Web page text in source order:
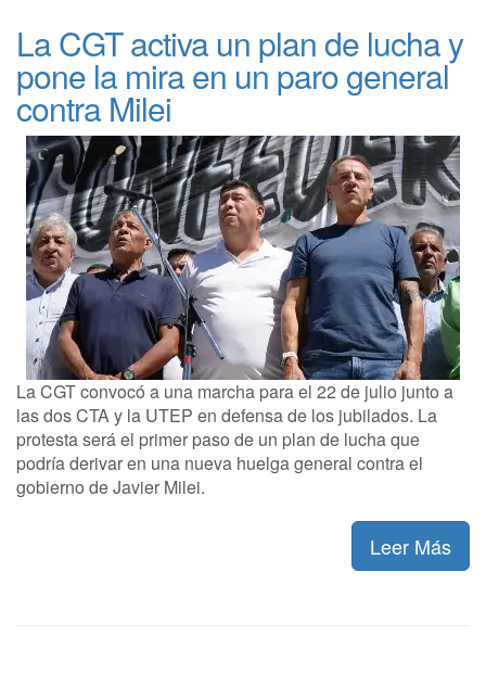
La CGT activa un plan de lucha y
pone la mira en un paro general
contra Milei
La CGT convocó a una marcha para el 22 de julio junto a
las dos CTA y la UTEP en defensa de los jubilados. La
protesta será el primer paso de un plan de lucha que
podría derivar en una nueva huelga general contra el
gobierno de Javier Milei.
Leer Más